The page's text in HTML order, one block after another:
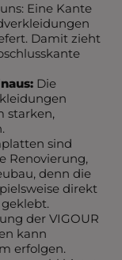
Eine Kante
Damit zieht
Die
starken,
sind
Renovierung,
denn die
direkt
der VIGOUR
kann
erfolgen.